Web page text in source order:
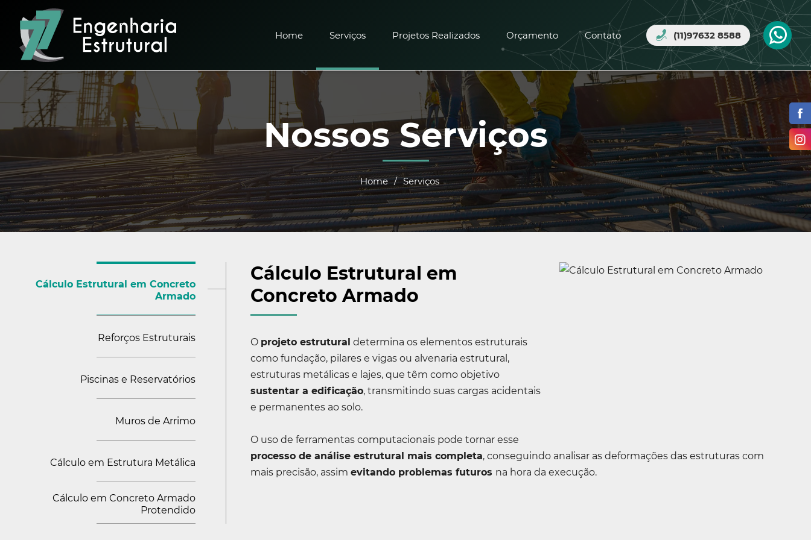
Home Serviços Projetos Realizados Orçamento Contato (11)97632 8588
Nossos Serviços
Home Serviços
Cálculo Estrutural em Concreto
Armado
Reforços Estruturais
Piscinas e Reservatórios
Muros de Arrimo
Cálculo em Estrutura Metálica
Cálculo em Concreto Armado
Protendido
Cálculo Estrutural em
Concreto Armado
O projeto estrutural determina os elementos estruturais
como fundação, pilares e vigas ou alvenaria estrutural,
estruturas metálicas e lajes, que têm como objetivo
sustentar a edificação, transmitindo suas cargas acidentais
e permanentes ao solo.
O uso de ferramentas computacionais pode tornar esse
processo de análise estrutural mais completa, conseguindo analisar as deformações das estruturas com
mais precisão, assimevitando problemas futuros na hora da execução.